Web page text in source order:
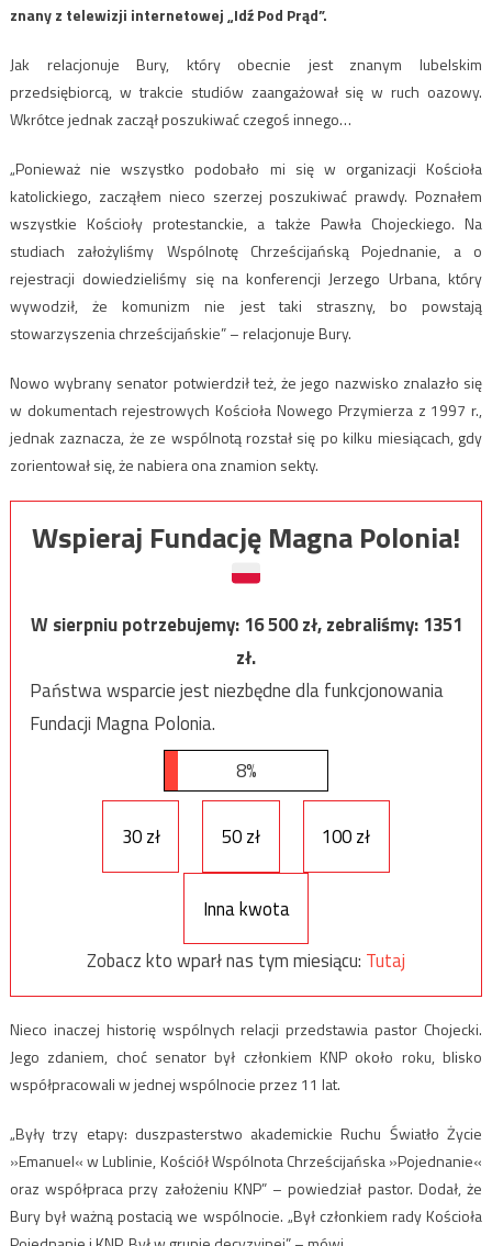
znany z telewizji internetowej „Idź Pod Prąd”.
Jak relacjonuje Bury, który obecnie jest znanym lubelskim
przedsiębiorcą, w trakcie studiów zaangażował się w ruch oazowy.
Wkrótce jednak zaczął poszukiwać czegoś innego…
„Ponieważ nie wszystko podobało mi się w organizacji Kościoła
katolickiego, zacząłem nieco szerzej poszukiwać prawdy. Poznałem
wszystkie Kościoły protestanckie, a także Pawła Chojeckiego. Na
studiach założyliśmy Wspólnotę Chrześcijańską Pojednanie, a o
rejestracji dowiedzieliśmy się na konferencji Jerzego Urbana, który
wywodził, że komunizm nie jest taki straszny, bo powstają
stowarzyszenia chrześcijańskie” – relacjonuje Bury.
Nowo wybrany senator potwierdził też, że jego nazwisko znalazło się
w dokumentach rejestrowych Kościoła Nowego Przymierza z 1997 r.,
jednak zaznacza, że ze wspólnotą rozstał się po kilku miesiącach, gdy
zorientował się, że nabiera ona znamion sekty.
Wspieraj Fundację Magna Polonia!
W sierpniu potrzebujemy:16 500zł, zebraliśmy:1351
zł.
Państwa wsparcie jest niezbędne dla funkcjonowania
Fundacji Magna Polonia.
8%
30 zł 50 zł 100 zł
Inna kwota
Zobacz kto wparł nas tym miesiącu: Tutaj
Nieco inaczej historię wspólnych relacji przedstawia pastor Chojecki.
Jego zdaniem, choć senator był członkiem KNP około roku, blisko
współpracowali w jednej wspólnocie przez 11 lat.
„Były trzy etapy: duszpasterstwo akademickie Ruchu Światło Życie
»Emanuel« w Lublinie, Kościół Wspólnota Chrześcijańska »Pojednanie«
oraz współpraca przy założeniu KNP” – powiedział pastor. Dodał, że
Bury był ważną postacią we wspólnocie. „Był członkiem rady Kościoła